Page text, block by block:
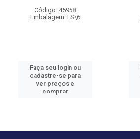
Código: 45968
Embalagem: ES\6
Faça seu login ou
cadastre-se para
ver preços e
comprar